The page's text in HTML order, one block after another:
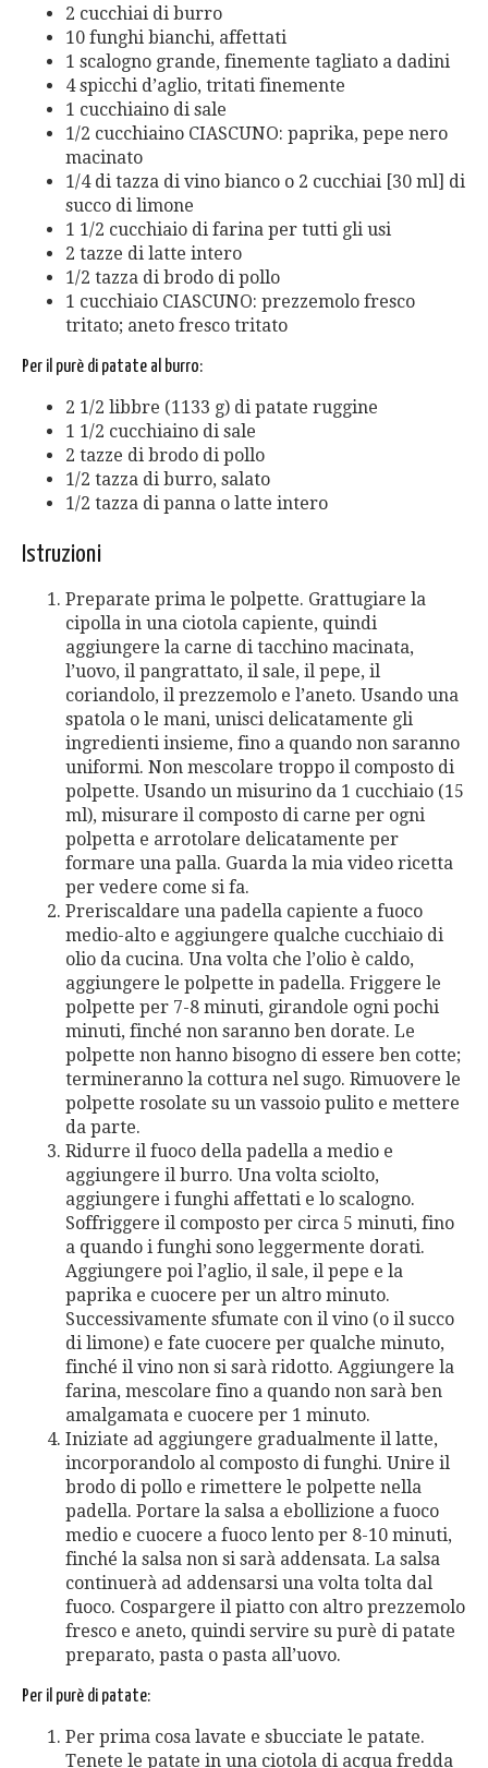
2 cucchiai di burro
10 funghi bianchi, affettati
1 scalogno grande, finemente tagliato a dadini
4 spicchi d’aglio, tritati finemente
1 cucchiaino di sale
1/2 cucchiaino CIASCUNO: paprika, pepe nero
macinato
1/4 di tazza di vino bianco o 2 cucchiai [30 ml] di
succo di limone
1 1/2 cucchiaio di farina per tutti gli usi
2 tazze di latte intero
1/2 tazza di brodo di pollo
1 cucchiaio CIASCUNO: prezzemolo fresco
tritato; aneto fresco tritato
Per il purè di patate al burro:
2 1/2 libbre (1133 g) di patate ruggine
1 1/2 cucchiaino di sale
2 tazze di brodo di pollo
1/2 tazza di burro, salato
1/2 tazza di panna o latte intero
Istruzioni
Preparate prima le polpette. Grattugiare la
cipolla in una ciotola capiente, quindi
aggiungere la carne di tacchino macinata,
l’uovo, il pangrattato, il sale, il pepe, il
coriandolo, il prezzemolo e l’aneto. Usando una
spatola o le mani, unisci delicatamente gli
ingredienti insieme, fino a quando non saranno
uniformi. Non mescolare troppo il composto di
polpette. Usando un misurino da 1 cucchiaio (15
ml), misurare il composto di carne per ogni
polpetta e arrotolare delicatamente per
formare una palla. Guarda la mia video ricetta
per vedere come si fa.
Preriscaldare una padella capiente a fuoco
medio-alto e aggiungere qualche cucchiaio di
olio da cucina. Una volta che l’olio è caldo,
aggiungere le polpette in padella. Friggere le
polpette per 7-8 minuti, girandole ogni pochi
minuti, finché non saranno ben dorate. Le
polpette non hanno bisogno di essere ben cotte;
termineranno la cottura nel sugo. Rimuovere le
polpette rosolate su un vassoio pulito e mettere
da parte.
Ridurre il fuoco della padella a medio e
aggiungere il burro. Una volta sciolto,
aggiungere i funghi affettati e lo scalogno.
Soffriggere il composto per circa 5 minuti, fino
a quando i funghi sono leggermente dorati.
Aggiungere poi l’aglio, il sale, il pepe e la
paprika e cuocere per un altro minuto.
Successivamente sfumate con il vino (o il succo
di limone) e fate cuocere per qualche minuto,
finché il vino non si sarà ridotto. Aggiungere la
farina, mescolare fino a quando non sarà ben
amalgamata e cuocere per 1 minuto.
Iniziate ad aggiungere gradualmente il latte,
incorporandolo al composto di funghi. Unire il
brodo di pollo e rimettere le polpette nella
padella. Portare la salsa a ebollizione a fuoco
medio e cuocere a fuoco lento per 8-10 minuti,
finché la salsa non si sarà addensata. La salsa
continuerà ad addensarsi una volta tolta dal
fuoco. Cospargere il piatto con altro prezzemolo
fresco e aneto, quindi servire su purè di patate
preparato, pasta o pasta all’uovo.
Per il purè di patate:
Per prima cosa lavate e sbucciate le patate.
Tenete le patate in una ciotola di acqua fredda